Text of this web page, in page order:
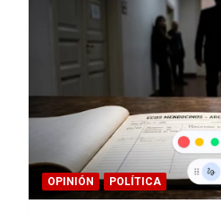
OPINIÓN POLÍTICA